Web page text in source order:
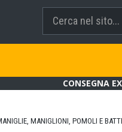
CONSEGNA
MANIGLIONI, POMOLI E